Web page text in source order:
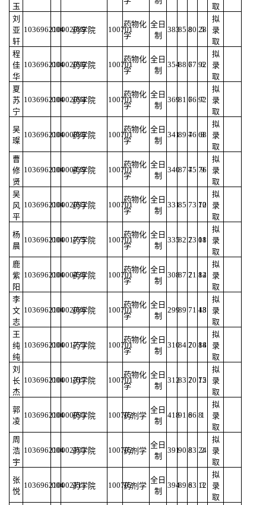
玉
取
刘
亚
轩
103696210002089
004 药学院 100701
药物化
学
全日
制
38385.880.28
5
拟
录
取
程
佳
华
103696210002090
004 药学院 100701
药物化
学
全日
制
35488.677.92
6
拟
录
取
夏
苏
宁
103696210002094
004 药学院 100701
药物化
学
全日
制
36981.676.92
7
拟
录
取
吴
璨
103696210000888
004 药学院 100701
药物化
学
全日
制
34189.476.68
8
拟
录
取
曹
修
贤
103696210000439
004 药学院 100701
药物化
学
全日
制
34087.475.76
9
拟
录
取
吴
风
平
103696210002093
004 药学院 100701
药物化
学
全日
制
33185 73.72
10
拟
录
取
杨
晨
103696210001775
004 药学院 100701
药物化
学
全日
制
33582.273.08
11
拟
录
取
鹿
紫
阳
103696210000438
004 药学院 100701
药物化
学
全日
制
30887.271.84
12
拟
录
取
李
文
志
103696210002086
004 药学院 100701
药物化
学
全日
制
29989 71.48
13
拟
录
取
王
纯
纯
103696210001773
004 药学院 100701
药物化
学
全日
制
31084.270.88
14
拟
录
取
刘
长
杰
103696210001317
004 药学院 100701
药物化
学
全日
制
31283.270.72
15
拟
录
取
郭
凌
103696210000993
004 药学院 100702药剂学
全日
制
41891.686.81
拟
录
取
周
浩
宇
103696210002103
004 药学院 100702药剂学
全日
制
39190.883.24
2
拟
录
取
张
悦
103696210002111
004 药学院 100702药剂学
全日
制
39489.683.12
3
拟
录
取